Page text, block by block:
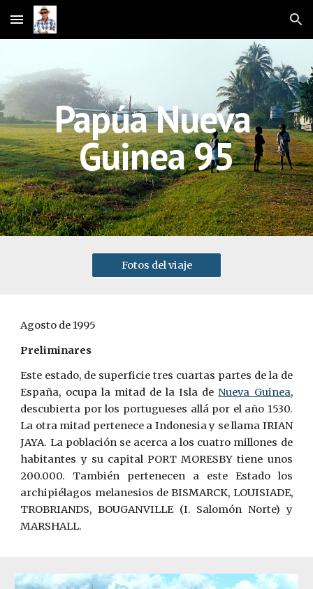
Skip to main content Skip to navigation
Papúa Nueva
Guinea 95
Fotos del viaje
Agosto de 1995
Preliminares
Este estado, de superficie tres cuartas partes de la de
España, ocupa la mitad de la Isla deNueva Guinea,
descubierta por los portugueses allá por el año 1530.
La otra mitad pertenece a Indonesia y se llama IRIAN
JAYA. La población se acerca a los cuatro millones de
habitantes y su capital PORT MORESBY tiene unos
200.000. También pertenecen a este Estado los
archipiélagos melanesios de BISMARCK, LOUISIADE,
TROBRIANDS, BOUGANVILLE (I. Salomón Norte) y
MARSHALL.